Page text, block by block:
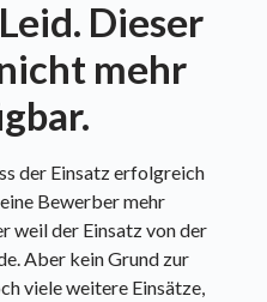
Dieser
mehr
der Einsatz erfolgreich
Bewerber mehr
weil der Einsatz von der
Aber kein Grund zur
viele weitere Einsätze,